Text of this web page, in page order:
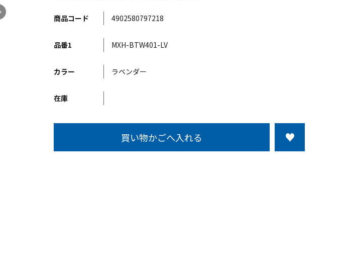
商品コード 4902580797218
品番1 MXH-BTW401-LV
カラー ラベンダー
在庫
買い物かごへ入れる